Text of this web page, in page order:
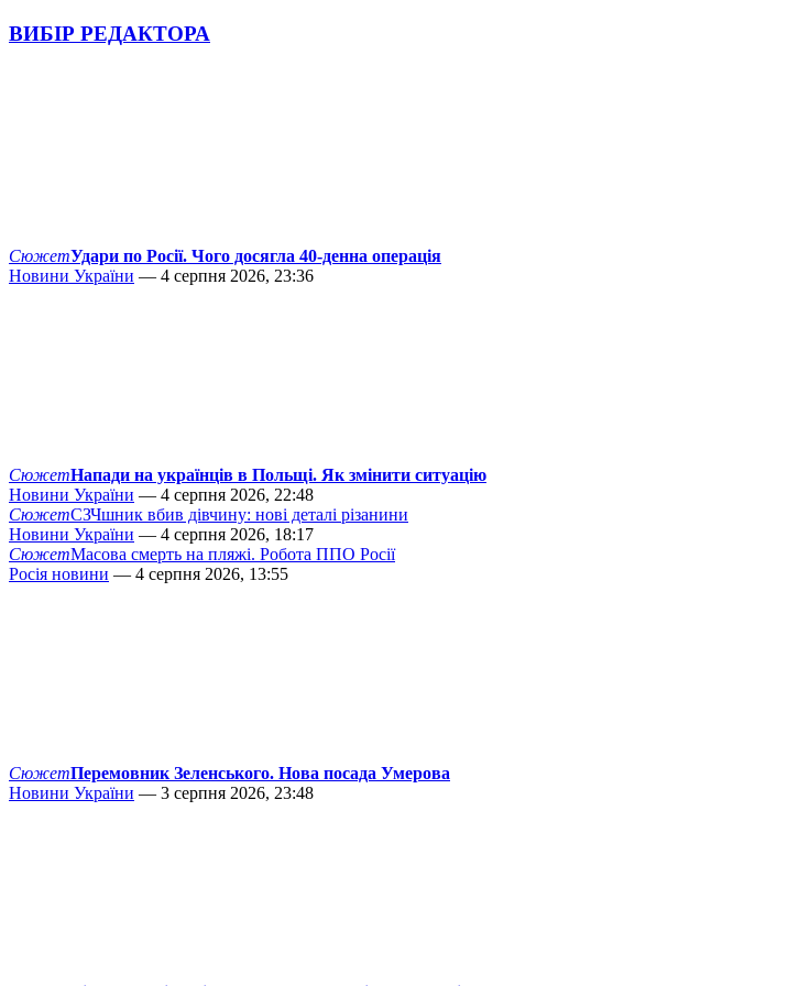
ВИБІР РЕДАКТОРА
СюжетУдари по Росії. Чого досягла 40-денна операція
Новини України — 4 серпня 2026, 23:36
СюжетНапади на українців в Польщі. Як змінити ситуацію
Новини України — 4 серпня 2026, 22:48
СюжетСЗЧшник вбив дівчину: нові деталі різанини
Новини України — 4 серпня 2026, 18:17
СюжетМасова смерть на пляжі. Робота ППО Росії
Росія новини — 4 серпня 2026, 13:55
СюжетПеремовник Зеленського. Нова посада Умерова
Новини України — 3 серпня 2026, 23:48